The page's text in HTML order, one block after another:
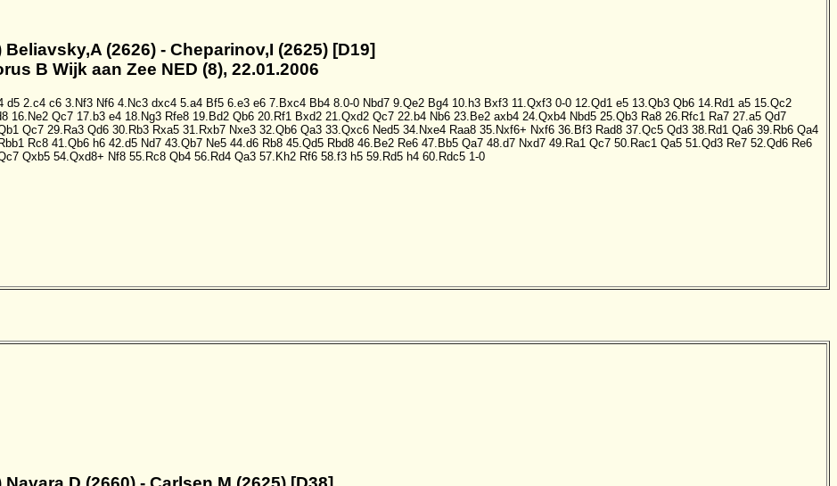
Beliavsky,A (2626) - Cheparinov,I (2625) [D19]
B Wijk aan Zee NED (8), 22.01.2006
d5 2.c4 c6 3.Nf3 Nf6 4.Nc3 dxc4 5.a4 Bf5 6.e3 e6 7.Bxc4 Bb4 8.0-0 Nbd7 9.Qe2 Bg4 10.h3 Bxf3 11.Qxf3 0-0 12.Qd1 e5 13.Qb3 Qb6 14.Rd1 a5 15.Qc2
16.Ne2 Qc7 17.b3 e4 18.Ng3 Rfe8 19.Bd2 Qb6 20.Rf1 Bxd2 21.Qxd2 Qc7 22.b4 Nb6 23.Be2 axb4 24.Qxb4 Nbd5 25.Qb3 Ra8 26.Rfc1 Ra7 27.a5 Qd7
Qc7 29.Ra3 Qd6 30.Rb3 Rxa5 31.Rxb7 Nxe3 32.Qb6 Qa3 33.Qxc6 Ned5 34.Nxe4 Raa8 35.Nxf6+ Nxf6 36.Bf3 Rad8 37.Qc5 Qd3 38.Rd1 Qa6 39.Rb6 Qa4
Rc8 41.Qb6 h6 42.d5 Nd7 43.Qb7 Ne5 44.d6 Rb8 45.Qd5 Rbd8 46.Be2 Re6 47.Bb5 Qa7 48.d7 Nxd7 49.Ra1 Qc7 50.Rac1 Qa5 51.Qd3 Re7 52.Qd6 Re6
Qxb5 54.Qxd8+ Nf8 55.Rc8 Qb4 56.Rd4 Qa3 57.Kh2 Rf6 58.f3 h5 59.Rd5 h4 60.Rdc5 1-0